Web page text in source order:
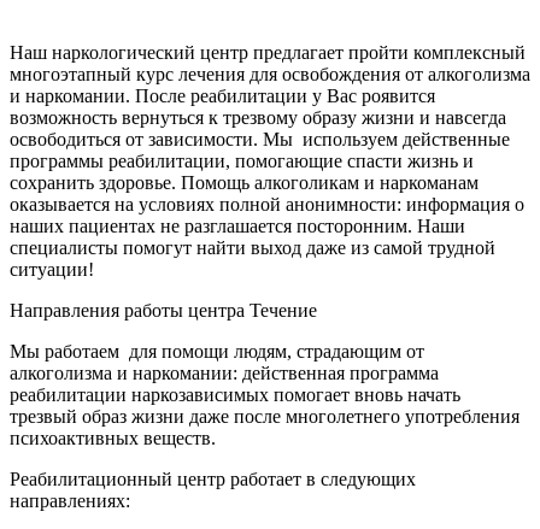
Наш наркологический центр предлагает пройти комплексный
многоэтапный курс лечения для освобождения от алкоголизма
и наркомании. После реабилитации у Вас роявится
возможность вернуться к трезвому образу жизни и навсегда
освободиться от зависимости. Мы используем действенные
программы реабилитации, помогающие спасти жизнь и
сохранить здоровье. Помощь алкоголикам и наркоманам
оказывается на условиях полной анонимности: информация о
наших пациентах не разглашается посторонним. Наши
специалисты помогут найти выход даже из самой трудной
ситуации!
Направления работы центра Течение
Мы работаем для помощи людям, страдающим от
алкоголизма и наркомании: действенная программа
реабилитации наркозависимых помогает вновь начать
трезвый образ жизни даже после многолетнего употребления
психоактивных веществ.
Реабилитационный центр работает в следующих
направлениях: